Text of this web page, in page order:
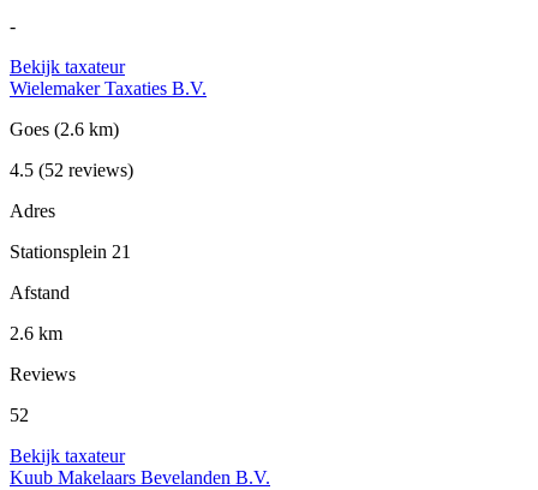
-
Bekijk taxateur
Wielemaker Taxaties B.V.
Goes (2.6 km)
4.5 (52 reviews)
Adres
Stationsplein 21
Afstand
2.6 km
Reviews
52
Bekijk taxateur
Kuub Makelaars Bevelanden B.V.